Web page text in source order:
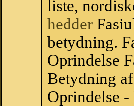
liste,
hedder
betydning.
Oprindelse
Betydning
Oprindelse